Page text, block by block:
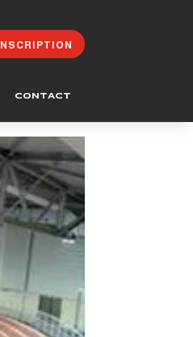
INSCRIPTION
CONTACT